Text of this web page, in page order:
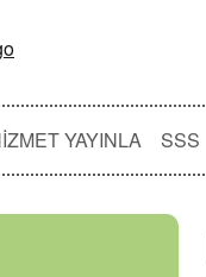
YAYINLA SSS